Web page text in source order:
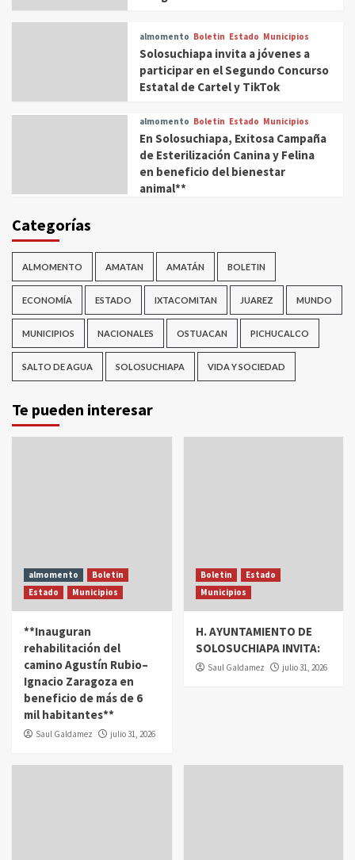
almomento Boletin Estado Municipios
Solosuchiapa invita a jóvenes a
participar en el Segundo Concurso
Estatal de Cartel y TikTok
almomento Boletin Estado Municipios
En Solosuchiapa, Exitosa Campaña
de Esterilización Canina y Felina
en beneficio del bienestar
animal**
Categorías
ALMOMENTO AMATAN AMATÁN BOLETIN
ECONOMÍA ESTADO IXTACOMITAN JUAREZ MUNDO
MUNICIPIOS NACIONALES OSTUACAN PICHUCALCO
SALTO DE AGUA SOLOSUCHIAPA VIDA Y SOCIEDAD
Te pueden interesar
almomento
Boletin
Estado
Municipios
**Inauguran
rehabilitación del
camino Agustín Rubio–
Ignacio Zaragoza en
beneficio de más de 6
mil habitantes**
Saul Galdamez julio 31, 2026
Boletin
Estado
Municipios
H. AYUNTAMIENTO DE
SOLOSUCHIAPA INVITA:
Saul Galdamez julio 31, 2026